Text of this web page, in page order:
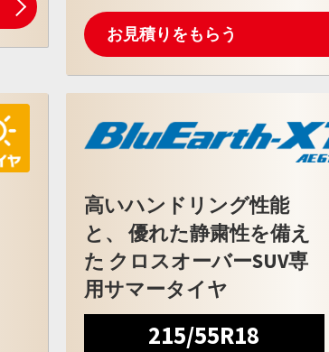
お見積りをもらう
高いハンドリング性能
と、 優れた静粛性を備え
た クロスオーバーSUV専
用サマータイヤ
215/55R18